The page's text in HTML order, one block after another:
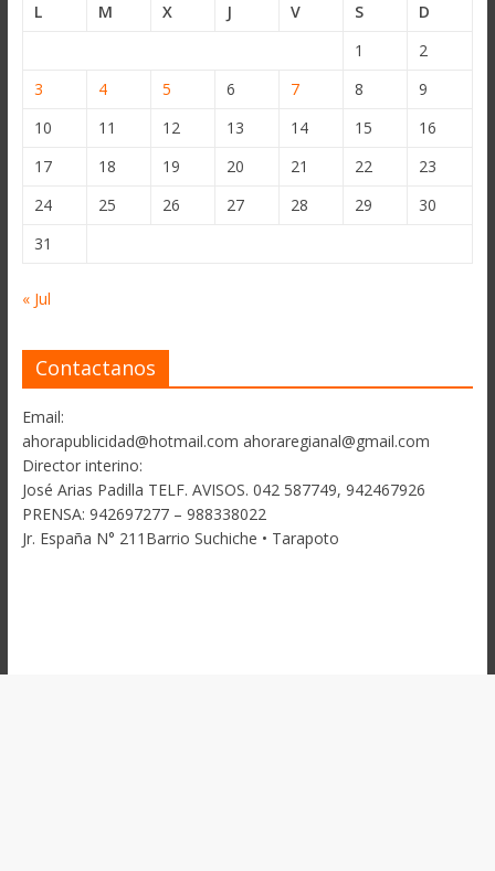
L
M X J V S
D
1
2
3
4 5 6 7 8
9
10
11 12 13 14 15
16
17
18 19 20 21 22
23
24
25 26 27 28 29
30
31
« Jul
Contactanos
Email:
ahorapublicidad@hotmail.com ahoraregianal@gmail.com
Director interino:
José Arias Padilla TELF. AVISOS. 042 587749, 942467926
PRENSA: 942697277 – 988338022
Jr. España N° 211Barrio Suchiche • Tarapoto